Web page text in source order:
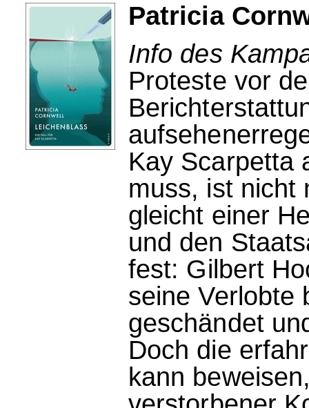
Patricia
Info des
Proteste vor
Kay Scarpetta
muss, ist nicht
gleicht einer
und den
fest: Gilbert
seine Verlobte
geschändet
Doch die
kann